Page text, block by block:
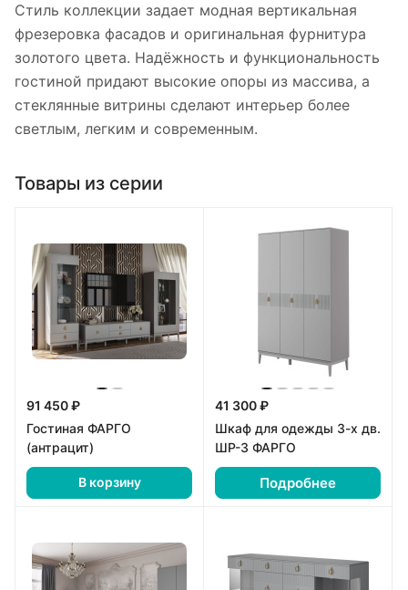
Стиль коллекции задает модная вертикальная
фрезеровка фасадов и оригинальная фурнитура
золотого цвета. Надёжность и функциональность
гостиной придают высокие опоры из массива, а
стеклянные витрины сделают интерьер более
светлым, легким и современным.
Товары из серии
91 450 ₽
Гостиная ФАРГО
(антрацит)
В корзину
41 300 ₽
Шкаф для одежды 3-х дв.
ШР-3 ФАРГО
Подробнее